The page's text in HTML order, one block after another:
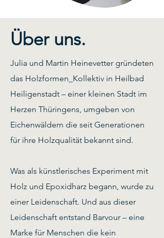
Über uns.
Julia und Martin Heinevetter gründeten
das Holzformen_Kollektiv in Heilbad
Heiligenstadt – einer kleinen Stadt im
Herzen Thüringens, umgeben von
Eichenwäldern die seit Generationen
für ihre Holzqualität bekannt sind.
Was als künstlerisches Experiment mit
Holz und Epoxidharz begann, wurde zu
einer Leidenschaft. Und aus dieser
Leidenschaft entstand Barvour – eine
Marke für Menschen die kein